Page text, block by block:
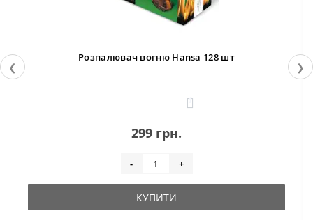
❮
Розпалювач вогню Hansa 128 шт
1
299 грн.
- +
КУПИТИ
❯